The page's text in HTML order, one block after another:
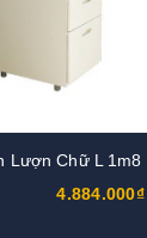
4.884.000₫